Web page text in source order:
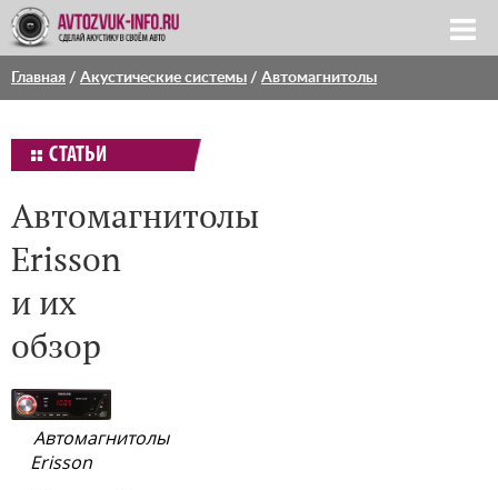
Главная / Акустические системы / Автомагнитолы
СТАТЬИ
Автомагнитолы
Erisson
и их
обзор
Автомагнитолы
Erisson